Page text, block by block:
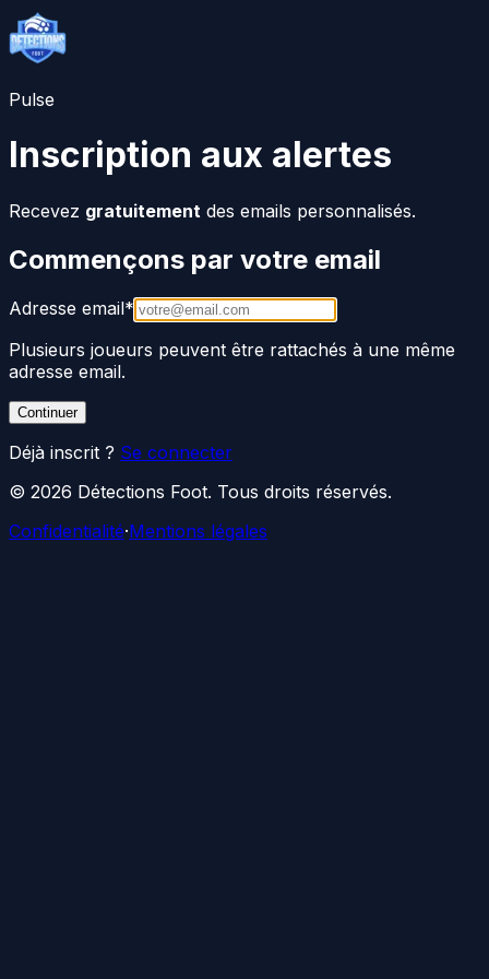
Pulse
Inscription aux alertes
Recevez gratuitement des emails personnalisés.
Commençons par votre email
Adresse email*
Plusieurs joueurs peuvent être rattachés à une même
adresse email.
Continuer
Déjà inscrit ? Se connecter
© 2026 Détections Foot. Tous droits réservés.
Confidentialité·Mentions légales